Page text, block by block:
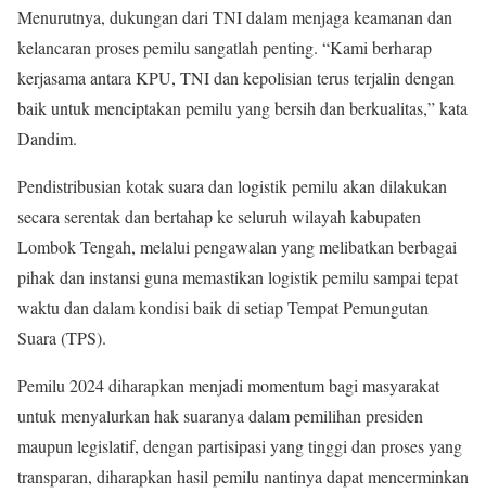
Menurutnya, dukungan dari TNI dalam menjaga keamanan dan
kelancaran proses pemilu sangatlah penting. “Kami berharap
kerjasama antara KPU, TNI dan kepolisian terus terjalin dengan
baik untuk menciptakan pemilu yang bersih dan berkualitas,” kata
Dandim.
Pendistribusian kotak suara dan logistik pemilu akan dilakukan
secara serentak dan bertahap ke seluruh wilayah kabupaten
Lombok Tengah, melalui pengawalan yang melibatkan berbagai
pihak dan instansi guna memastikan logistik pemilu sampai tepat
waktu dan dalam kondisi baik di setiap Tempat Pemungutan
Suara (TPS).
Pemilu 2024 diharapkan menjadi momentum bagi masyarakat
untuk menyalurkan hak suaranya dalam pemilihan presiden
maupun legislatif, dengan partisipasi yang tinggi dan proses yang
transparan, diharapkan hasil pemilu nantinya dapat mencerminkan